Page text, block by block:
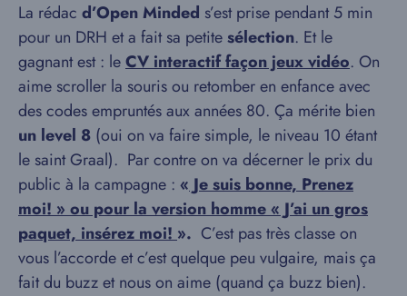
La rédac d’Open Minded s’est prise pendant 5 min
pour un DRH et a fait sa petitesélection. Et le
gagnant est : leCV interactif façon jeux vidéo. On
aime scroller la souris ou retomber en enfance avec
des codes empruntés aux années 80. Ça mérite bien
un level 8 (oui on va faire simple, le niveau 10 étant
le saint Graal). Par contre on va décerner le prix du
public à la campagne : «Je suis bonne, Prenez
moi! » ou pour la version homme « J’ai un gros
paquet, insérez moi!». C’est pas très classe on
vous l’accorde et c’est quelque peu vulgaire, mais ça
fait du buzz et nous on aime (quand ça buzz bien).